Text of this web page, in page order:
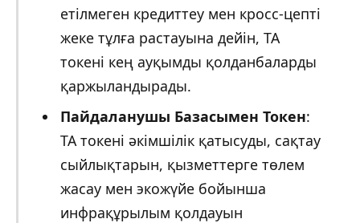
етілмеген кредиттеу мен кросс-цепті
жеке тұлға растауына дейін, TA
токені кең ауқымды қолданбаларды
қаржыландырады.
Пайдаланушы Базасымен Токен:
TA токені әкімшілік қатысуды, сақтау
сыйлықтарын, қызметтерге төлем
жасау мен экожүйе бойынша
инфрақұрылым қолдауын